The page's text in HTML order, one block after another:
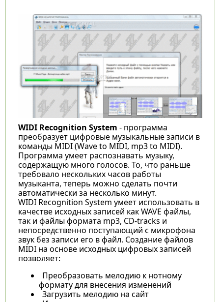
WIDI Recognition System - программа
преобразует цифровые музыкальные записи в
команды MIDI (Wave to MIDI, mp3 to MIDI).
Программа умеет распознавать музыку,
содержащую много голосов. То, что раньше
требовало нескольких часов работы
музыканта, теперь можно сделать почти
автоматически за несколько минут.
WIDI Recognition System умеет использовать в
качестве исходных записей как WAVE файлы,
так и файлы формата mp3, CD-tracks и
непосредственно поступающий с микрофона
звук без записи его в файл. Создание файлов
MIDI на основе исходных цифровых записей
позволяет:
Преобразовать мелодию к нотному
формату для внесения изменений
Загрузить мелодию на сайт